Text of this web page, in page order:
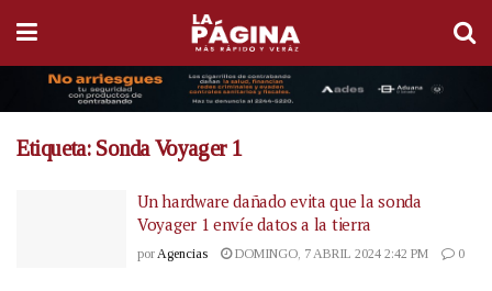
Etiqueta: Sonda Voyager 1
Un hardware dañado evita que la sonda
Voyager 1 envíe datos a la tierra
por Agencias DOMINGO, 7 ABRIL 2024 2:42 PM 0